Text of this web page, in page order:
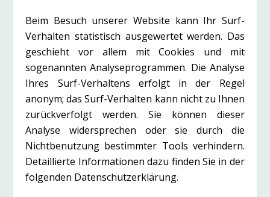
Beim Besuch unserer Website kann Ihr Surf-
Verhalten statistisch ausgewertet werden. Das
geschieht vor allem mit Cookies und mit
sogenannten Analyseprogrammen. Die Analyse
Ihres Surf-Verhaltens erfolgt in der Regel
anonym; das Surf-Verhalten kann nicht zu Ihnen
zurückverfolgt werden. Sie können dieser
Analyse widersprechen oder sie durch die
Nichtbenutzung bestimmter Tools verhindern.
Detaillierte Informationen dazu finden Sie in der
folgenden Datenschutzerklärung.